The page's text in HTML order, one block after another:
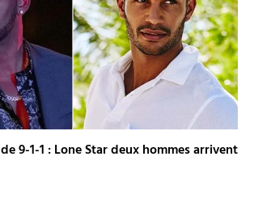
9-1-1 : Lone Star deux hommes arrivent